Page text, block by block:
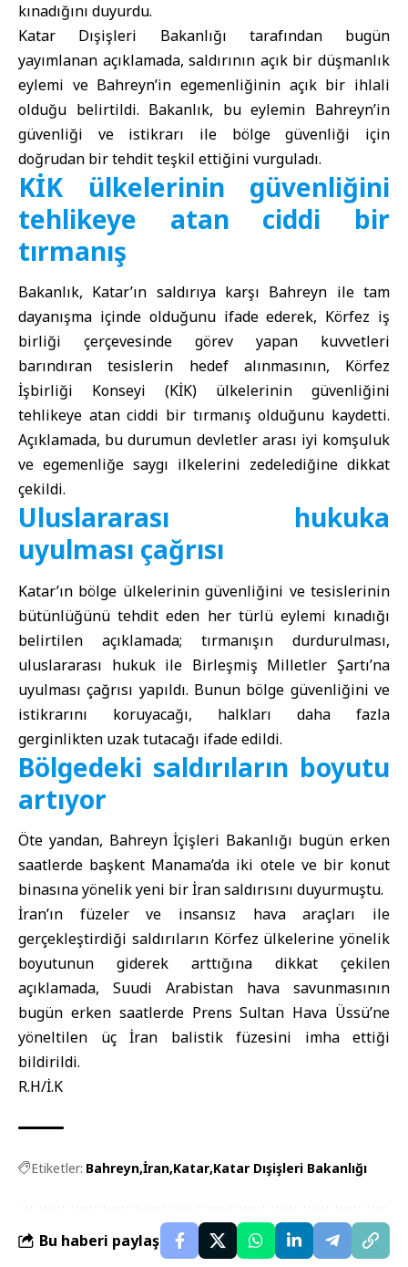
kınadığını duyurdu.
Katar Dışişleri Bakanlığı tarafından bugün
yayımlanan açıklamada, saldırının açık bir düşmanlık
eylemi ve Bahreyn’in egemenliğinin açık bir ihlali
olduğu belirtildi. Bakanlık, bu eylemin Bahreyn’in
güvenliği ve istikrarı ile bölge güvenliği için
doğrudan bir tehdit teşkil ettiğini vurguladı.
KİK ülkelerinin güvenliğini
tehlikeye atan ciddi bir
tırmanış
Bakanlık, Katar’ın saldırıya karşı Bahreyn ile tam
dayanışma içinde olduğunu ifade ederek, Körfez iş
birliği çerçevesinde görev yapan kuvvetleri
barındıran tesislerin hedef alınmasının, Körfez
İşbirliği Konseyi (KİK) ülkelerinin güvenliğini
tehlikeye atan ciddi bir tırmanış olduğunu kaydetti.
Açıklamada, bu durumun devletler arası iyi komşuluk
ve egemenliğe saygı ilkelerini zedelediğine dikkat
çekildi.
Uluslararası hukuka
uyulması çağrısı
Katar’ın bölge ülkelerinin güvenliğini ve tesislerinin
bütünlüğünü tehdit eden her türlü eylemi kınadığı
belirtilen açıklamada; tırmanışın durdurulması,
uluslararası hukuk ile Birleşmiş Milletler Şartı’na
uyulması çağrısı yapıldı. Bunun bölge güvenliğini ve
istikrarını koruyacağı, halkları daha fazla
gerginlikten uzak tutacağı ifade edildi.
Bölgedeki saldırıların boyutu
artıyor
Öte yandan, Bahreyn İçişleri Bakanlığı bugün erken
saatlerde başkent Manama’da iki otele ve bir konut
binasına yönelik yeni bir İran saldırısını duyurmuştu.
İran’ın füzeler ve insansız hava araçları ile
gerçekleştirdiği saldırıların Körfez ülkelerine yönelik
boyutunun giderek arttığına dikkat çekilen
açıklamada, Suudi Arabistan hava savunmasının
bugün erken saatlerde Prens Sultan Hava Üssü’ne
yöneltilen üç İran balistik füzesini imha ettiği
bildirildi.
R.H/İ.K
Etiketler: Bahreyn İran Katar Katar Dışişleri Bakanlığı
Bu haberi paylaş